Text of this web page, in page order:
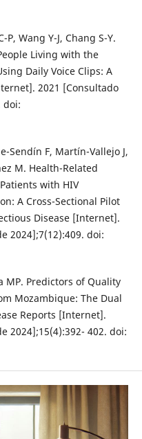
P, Wang Y-J, Chang S-Y.
Living with the
Daily Voice Clips: A
2021 [Consultado
doi:
Sendín F, Martín-Vallejo J,
M. Health-Related
with HIV
A Cross-Sectional Pilot
Disease [Internet].
2024];7(12):409. doi:
MP. Predictors of Quality
Mozambique: The Dual
Reports [Internet].
2024];15(4):392- 402. doi: